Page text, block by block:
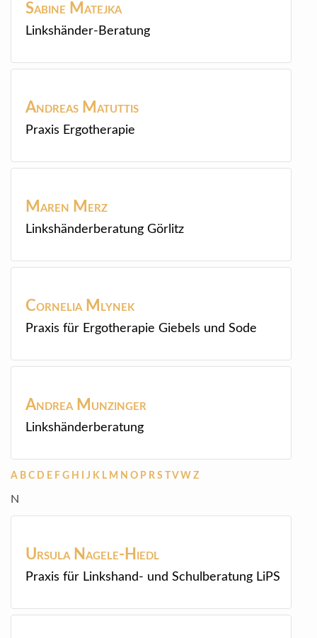
Sabine Matejka
Linkshänder-Beratung
Andreas Matuttis
Praxis Ergotherapie
Maren Merz
Linkshänderberatung Görlitz
Cornelia Mlynek
Praxis für Ergotherapie Giebels und Sode
Andrea Munzinger
Linkshänderberatung
A B C D E F G H J K L M N O P R S V W Z
N
Ursula Nagele-Hiedl
Praxis für Linkshand- und Schulberatung LiPS